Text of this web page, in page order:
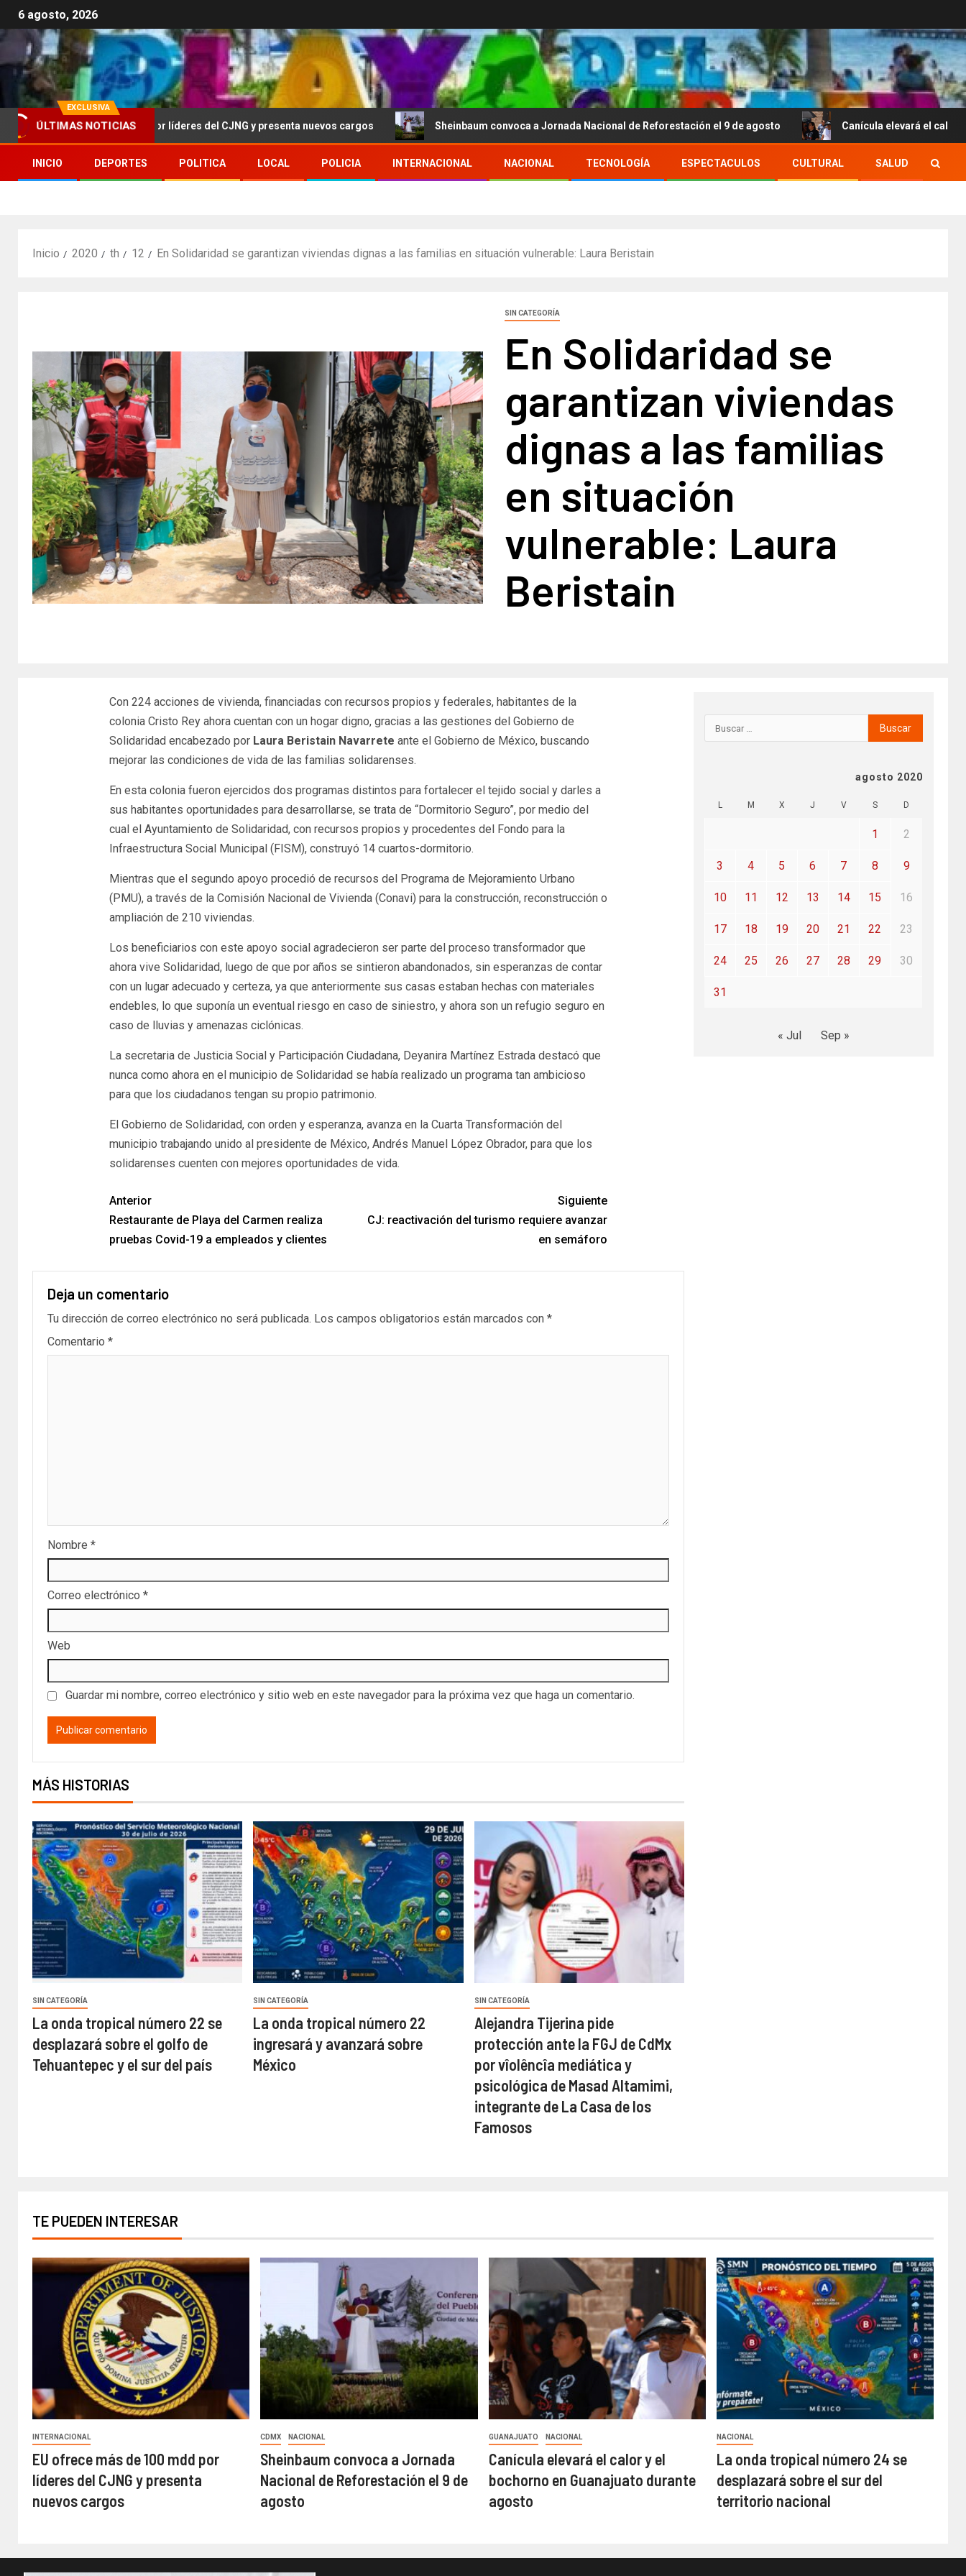
6 agosto, 2026
EXCLUSIVA
ÚLTIMAS NOTICIAS
más de 100 mdd por líderes del CJNG y presenta nuevos cargos Sheinbaum convoca a Jornada Nacional de Reforestación el 9 de agosto Canícula elevará el calor y el
INICIO DEPORTES POLITICA LOCAL POLICIA INTERNACIONAL NACIONAL TECNOLOGÍA ESPECTACULOS CULTURAL SALUD
Inicio 2020 th 12 En Solidaridad se garantizan viviendas dignas a las familias en situación vulnerable: Laura Beristain
SIN CATEGORÍA
En Solidaridad se
garantizan viviendas
dignas a las familias
en situación
vulnerable: Laura
Beristain
Con 224 acciones de vivienda, financiadas con recursos propios y federales, habitantes de la
colonia Cristo Rey ahora cuentan con un hogar digno, gracias a las gestiones del Gobierno de
Solidaridad encabezado por Laura Beristain Navarrete ante el Gobierno de México, buscando
mejorar las condiciones de vida de las familias solidarenses.
En esta colonia fueron ejercidos dos programas distintos para fortalecer el tejido social y darles a
sus habitantes oportunidades para desarrollarse, se trata de “Dormitorio Seguro”, por medio del
cual el Ayuntamiento de Solidaridad, con recursos propios y procedentes del Fondo para la
Infraestructura Social Municipal (FISM), construyó 14 cuartos-dormitorio.
Mientras que el segundo apoyo procedió de recursos del Programa de Mejoramiento Urbano
(PMU), a través de la Comisión Nacional de Vivienda (Conavi) para la construcción, reconstrucción o
ampliación de 210 viviendas.
Los beneficiarios con este apoyo social agradecieron ser parte del proceso transformador que
ahora vive Solidaridad, luego de que por años se sintieron abandonados, sin esperanzas de contar
con un lugar adecuado y certeza, ya que anteriormente sus casas estaban hechas con materiales
endebles, lo que suponía un eventual riesgo en caso de siniestro, y ahora son un refugio seguro en
caso de lluvias y amenazas ciclónicas.
La secretaria de Justicia Social y Participación Ciudadana, Deyanira Martínez Estrada destacó que
nunca como ahora en el municipio de Solidaridad se había realizado un programa tan ambicioso
para que los ciudadanos tengan su propio patrimonio.
El Gobierno de Solidaridad, con orden y esperanza, avanza en la Cuarta Transformación del
municipio trabajando unido al presidente de México, Andrés Manuel López Obrador, para que los
solidarenses cuenten con mejores oportunidades de vida.
Anterior
Restaurante de Playa del Carmen realiza
pruebas Covid-19 a empleados y clientes
Siguiente
CJ: reactivación del turismo requiere avanzar
en semáforo
Deja un comentario
Tu dirección de correo electrónico no será publicada. Los campos obligatorios están marcados con *
Comentario *
Nombre *
Correo electrónico *
Web
Guardar mi nombre, correo electrónico y sitio web en este navegador para la próxima vez que haga un comentario.
MÁS HISTORIAS
SIN CATEGORÍA
La onda tropical número 22 se
desplazará sobre el golfo de
Tehuantepec y el sur del país
SIN CATEGORÍA
La onda tropical número 22
ingresará y avanzará sobre
México
SIN CATEGORÍA
Alejandra Tijerina pide
protección ante la FGJ de CdMx
por vîolêncîa mediática y
psicológica de Masad Altamimi,
integrante de La Casa de los
Famosos
agosto 2020
L M X J V S D
1 2
3 4 5 6 7 8 9
10 11 12 13 14 15 16
17 18 19 20 21 22 23
24 25 26 27 28 29 30
31
« Jul Sep »
TE PUEDEN INTERESAR
INTERNACIONAL
EU ofrece más de 100 mdd por
líderes del CJNG y presenta
nuevos cargos
CDMX NACIONAL
Sheinbaum convoca a Jornada
Nacional de Reforestación el 9 de
agosto
GUANAJUATO NACIONAL
Canícula elevará el calor y el
bochorno en Guanajuato durante
agosto
NACIONAL
La onda tropical número 24 se
desplazará sobre el sur del
territorio nacional